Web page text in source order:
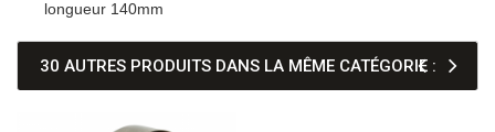
longueur 140mm
30 AUTRES PRODUITS DANS LA MÊME CATÉGORIE :